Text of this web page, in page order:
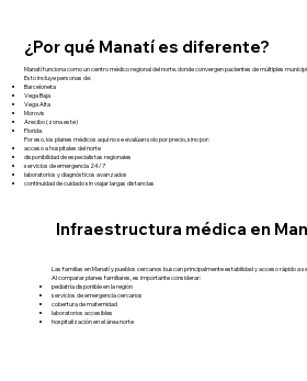
¿Por qué Manatí es diferente?
Manatí funciona como un centro médico regional del norte, donde convergen pacientes de múltiples
Esto incluye personas de:
Barceloneta
Vega Baja
Vega Alta
Morovis
Arecibo (zona este)
Florida
Por eso, los planes médicos aquí no se evalúan solo por precio, sino por:
acceso a hospitales del norte
disponibilidad de especialistas regionales
servicios de emergencia 24/7
laboratorios y diagnósticos avanzados
continuidad de cuidado sin viajar largas distancias
Infraestructura médica en
Las familias en Manatí y pueblos cercanos buscan principalmente estabilidad y acceso rápido a
Al comparar planes familiares, es importante considerar:
pediatría disponible en la región
servicios de emergencia cercanos
cobertura de maternidad
laboratorios accesibles
hospitalización en el área norte